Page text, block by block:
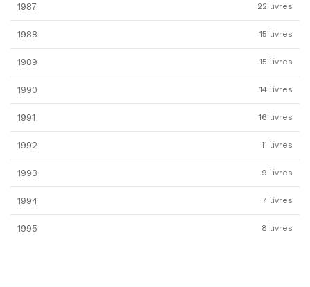
1987 22 livres
1988 15 livres
1989 15 livres
1990 14 livres
1991 16 livres
1992 11 livres
1993 9 livres
1994 7 livres
1995 8 livres